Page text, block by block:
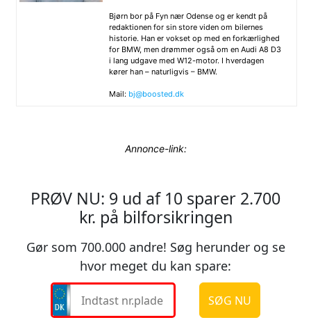
Bjørn bor på Fyn nær Odense og er kendt på
redaktionen for sin store viden om bilernes
historie. Han er vokset op med en forkærlighed
for BMW, men drømmer også om en Audi A8 D3
i lang udgave med W12-motor. I hverdagen
kører han – naturligvis – BMW.
Mail: bj@boosted.dk
Annonce-link: